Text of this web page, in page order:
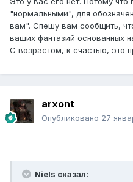
"нормальными", для
вам". Спешу вам сообщить,
ваших фантазий основанных
С возрастом, к счастью, это
arxont
Опубликовано 27
Niels сказал: